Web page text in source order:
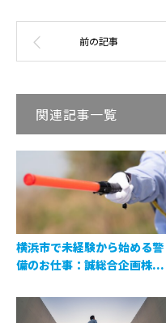
関連記事一覧
横浜市で未経験から始める警
備のお仕事：誠総合企画株...